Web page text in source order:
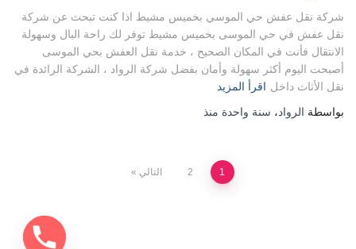
شركة نقل عفش حي الموسي بخميس مشيط اذا كنت تبحث عن شركة
نقل عفش في حي الموسى بخميس مشيط توفر لك راحة البال وسهولة
الانتقال فأنت في المكان الصحيح ، خدمة نقل العفش بحي الموسى
أصبحت اليوم أكثر سهولة وأمان بفضل شركة الرواد ، الشركة الرائدة في
نقل الأثاث داخل اقرأ المزيد
بواسطة الرواد، سنة واحدة منذ
1
2 التالي